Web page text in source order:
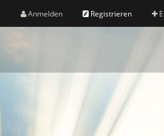
Anmelden Registrieren